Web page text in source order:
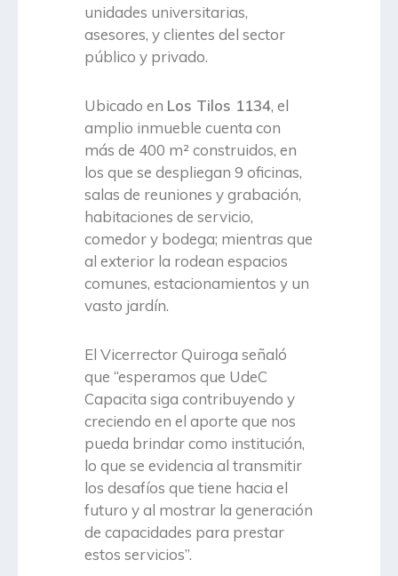
unidades universitarias,
asesores, y clientes del sector
público y privado.
Ubicado en Los Tilos 1134, el
amplio inmueble cuenta con
más de 400 m² construidos, en
los que se despliegan 9 oficinas,
salas de reuniones y grabación,
habitaciones de servicio,
comedor y bodega; mientras que
al exterior la rodean espacios
comunes, estacionamientos y un
vasto jardín.
El Vicerrector Quiroga señaló
que “esperamos que UdeC
Capacita siga contribuyendo y
creciendo en el aporte que nos
pueda brindar como institución,
lo que se evidencia al transmitir
los desafíos que tiene hacia el
futuro y al mostrar la generación
de capacidades para prestar
estos servicios”.